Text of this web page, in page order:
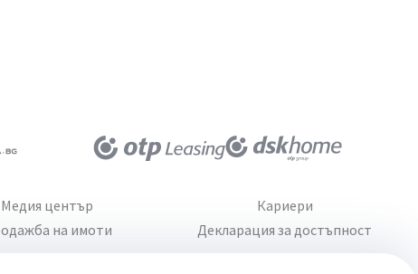
Медия център
на имоти
Кариери
Декларация за достъпност